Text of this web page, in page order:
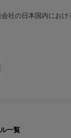
社の日本国内におけ
一覧